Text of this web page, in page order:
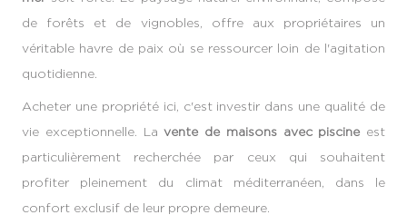
de forêts et de vignobles, offre aux propriétaires un
véritable havre de paix où se ressourcer loin de l'agitation
quotidienne.
Acheter une propriété ici, c'est investir dans une qualité de
vie exceptionnelle. Lavente de maisons avec piscine est
particulièrement recherchée par ceux qui souhaitent
profiter pleinement du climat méditerranéen, dans le
confort exclusif de leur propre demeure.